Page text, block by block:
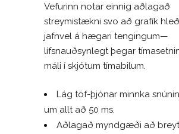
Vefurinn notar einnig aðlagað
streymistækni svo að grafík
jafnvel á hægari tengingum—
lífsnauðsynlegt þegar
máli í skjótum tímabilum.
Lág töf-þjónar minnka
um allt að 50 ms.
Aðlagað myndgæði að